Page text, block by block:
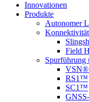
Innovationen
Produkte
Autonomer
Field
Spurführung
VSN®
RS1™
SC1™